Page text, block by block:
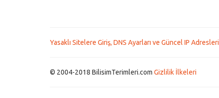
Yasaklı Sitelere Giriş, DNS Ayarları ve Güncel IP Adresleri
© 2004-2018 BilisimTerimleri.com Gizlilik İlkeleri